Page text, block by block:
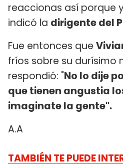
reaccionas así porque
indicó la dirigente del
Fue entonces que
fríos sobre su durísimo
respondió: "No lo dije
que tienen angustia
imaginate la gente".
A.A
TAMBIÉN TE PUEDE